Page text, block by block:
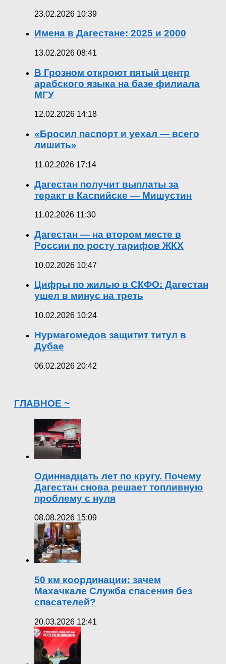
23.02.2026 10:39
Имена в Дагестане: 2025 и 2000
13.02.2026 08:41
В Грозном откроют пятый центр
арабского языка на базе филиала
МГУ
12.02.2026 14:18
«Бросил паспорт и уехал — всего
лишить»
11.02.2026 17:14
Дагестан получит выплаты за
теракт в Каспийске — Мишустин
11.02.2026 11:30
Дагестан — на втором месте в
России по росту тарифов ЖКХ
10.02.2026 10:47
Цифры по жилью в СКФО: Дагестан
ушел в минус на треть
10.02.2026 10:24
Нурмагомедов защитит титул в
Дубае
06.02.2026 20:42
ГЛАВНОЕ ~
Одиннадцать лет по кругу. Почему
Дагестан снова решает топливную
проблему с нуля
08.08.2026 15:09
50 км координации: зачем
Махачкале Служба спасения без
спасателей?
20.03.2026 12:41